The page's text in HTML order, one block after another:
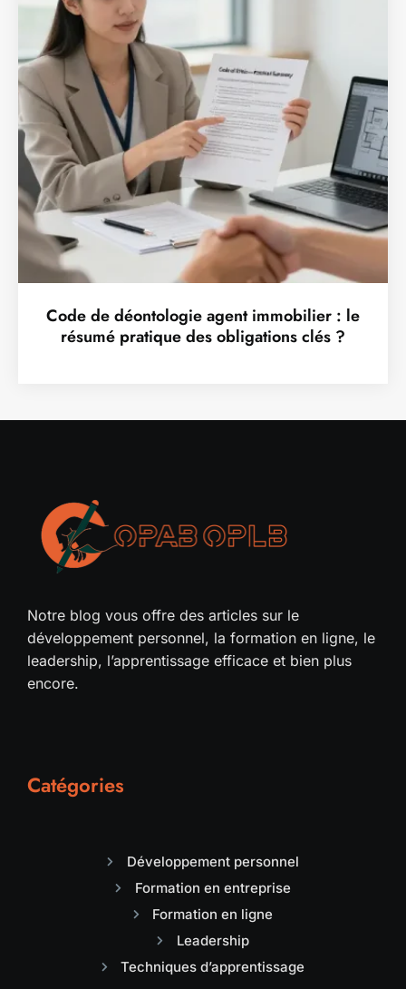
Code de déontologie agent immobilier : le
résumé pratique des obligations clés ?
Notre blog vous offre des articles sur le
développement personnel, la formation en ligne, le
leadership, l’apprentissage efficace et bien plus
encore.
Catégories
Développement personnel
Formation en entreprise
Formation en ligne
Leadership
Techniques d’apprentissage